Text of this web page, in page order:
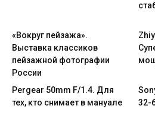
«Вокруг пейзажа».
Выставка классиков
пейзажной фотографии
России
Pergear 50mm F/1.4. Для
тех, кто снимает в мануале
32-